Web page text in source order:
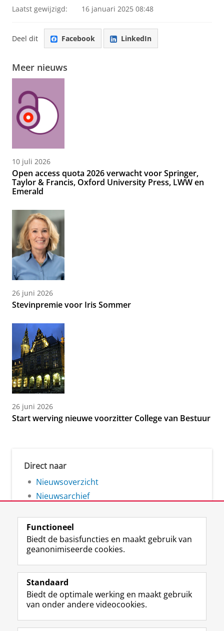
Laatst gewijzigd: 16 januari 2025 08:48
Deel dit Facebook LinkedIn
Meer nieuws
10 juli 2026
Open access quota 2026 verwacht voor Springer,
Taylor & Francis, Oxford University Press, LWW en
Emerald
26 juni 2026
Stevinpremie voor Iris Sommer
26 juni 2026
Start werving nieuwe voorzitter College van Bestuur
Direct naar
Nieuwsoverzicht
Nieuwsarchief
Volg de RUG
F
a
e
b
o
L
i
k
e
I
R
S
-
f
e
I
n
t
r
Y
o
T
e
Studiekiezers
Functioneel
Biedt de basisfuncties en maakt gebruik van
geanonimiseerde cookies.
Standaard
Biedt de optimale werking en maakt gebruik
van onder andere videocookies.